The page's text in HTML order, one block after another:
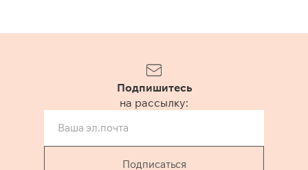
Подпишитесь
на рассылку:
Подписаться